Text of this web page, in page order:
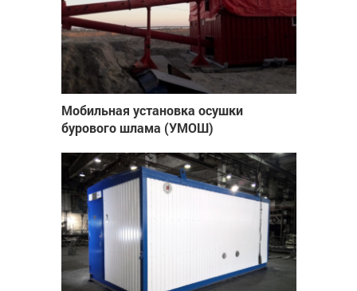
Мобильная установка осушки
бурового шлама (УМОШ)